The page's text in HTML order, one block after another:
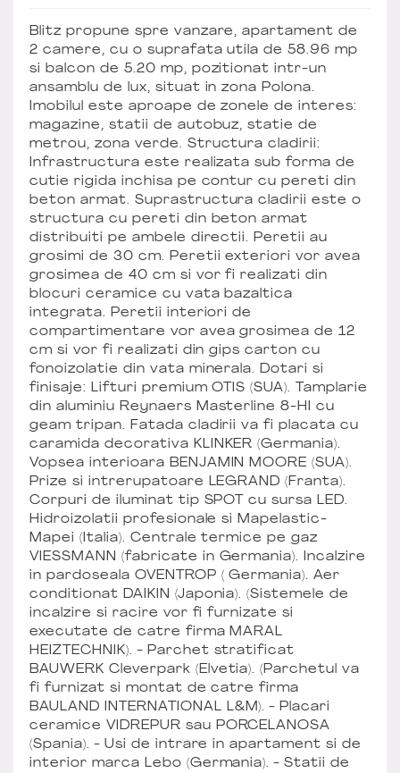
Blitz propune spre vanzare, apartament de
2 camere, cu o suprafata utila de 58.96 mp
si balcon de 5.20 mp, pozitionat intr-un
ansamblu de lux, situat in zona Polona.
Imobilul este aproape de zonele de interes:
magazine, statii de autobuz, statie de
metrou, zona verde. Structura cladirii:
Infrastructura este realizata sub forma de
cutie rigida inchisa pe contur cu pereti din
beton armat. Suprastructura cladirii este o
structura cu pereti din beton armat
distribuiti pe ambele directii. Peretii au
grosimi de 30 cm. Peretii exteriori vor avea
grosimea de 40 cm si vor fi realizati din
blocuri ceramice cu vata bazaltica
integrata. Peretii interiori de
compartimentare vor avea grosimea de 12
cm si vor fi realizati din gips carton cu
fonoizolatie din vata minerala. Dotari si
finisaje: Lifturi premium OTIS (SUA). Tamplarie
din aluminiu Reynaers Masterline 8-HI cu
geam tripan. Fatada cladirii va fi placata cu
caramida decorativa KLINKER (Germania).
Vopsea interioara BENJAMIN MOORE (SUA).
Prize si intrerupatoare LEGRAND (Franta).
Corpuri de iluminat tip SPOT cu sursa LED.
Hidroizolatii profesionale si Mapelastic-
Mapei (Italia). Centrale termice pe gaz
VIESSMANN (fabricate in Germania). Incalzire
in pardoseala OVENTROP ( Germania). Aer
conditionat DAIKIN (Japonia). (Sistemele de
incalzire si racire vor fi furnizate si
executate de catre firma MARAL
HEIZTECHNIK). - Parchet stratificat
BAUWERK Cleverpark (Elvetia). (Parchetul va
fi furnizat si montat de catre firma
BAULAND INTERNATIONAL L&M). - Placari
ceramice VIDREPUR sau PORCELANOSA
(Spania). - Usi de intrare in apartament si de
interior marca Lebo (Germania). - Statii de